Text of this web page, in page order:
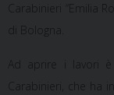
Carabinieri “Emilia
di Bologna.
Ad aprire i lavori
Carabinieri, che